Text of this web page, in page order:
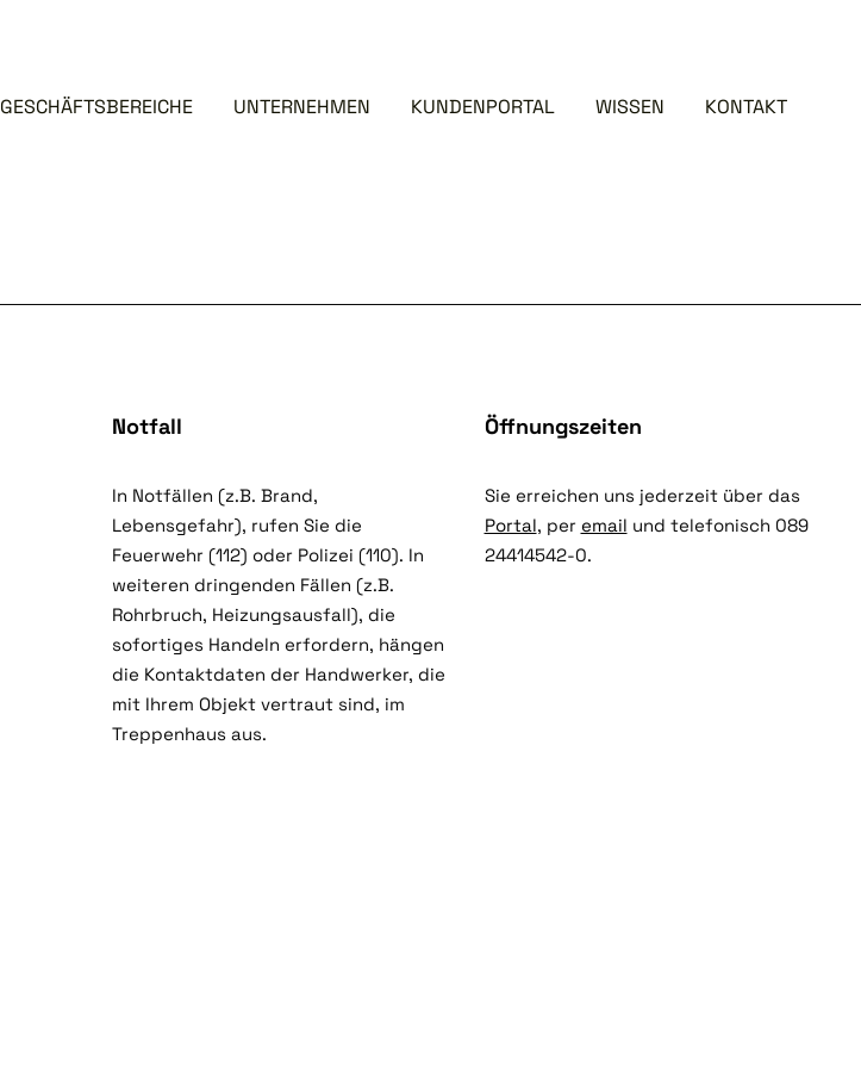
GESCHÄFTSBEREICHE UNTERNEHMEN KUNDENPORTAL WISSEN KONTAKT
Notfall
In Notfällen (z.B. Brand,
Lebensgefahr), rufen Sie die
Feuerwehr (112) oder Polizei (110). In
weiteren dringenden Fällen (z.B.
Rohrbruch, Heizungsausfall), die
sofortiges Handeln erfordern, hängen
die Kontaktdaten der Handwerker, die
mit Ihrem Objekt vertraut sind, im
Treppenhaus aus.
Öffnungszeiten
Sie erreichen uns jederzeit über das
Portal, per email und telefonisch 089
24414542-0.